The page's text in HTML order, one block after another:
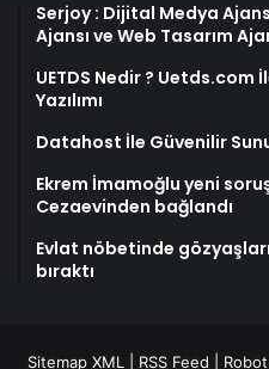
Serjoy : Dijital Medya
Ajansı ve Web Tasarım
UETDS Nedir ? Uetds.com
Yazılımı
Datahost İle Güvenilir
Ekrem İmamoğlu yeni
Cezaevinden bağlandı
Evlat nöbetinde
bıraktı
Sitemap XML RSS Feed